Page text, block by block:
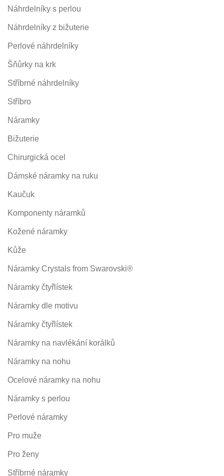
Náhrdelníky s perlou
Náhrdelníky z bižuterie
Perlové náhrdelníky
Šňůrky na krk
Stříbrné náhrdelníky
Stříbro
Náramky
Bižuterie
Chirurgická ocel
Dámské náramky na ruku
Kaučuk
Komponenty náramků
Kožené náramky
Kůže
Náramky Crystals from Swarovski®
Náramky čtyřlístek
Náramky dle motivu
Náramky čtyřlístek
Náramky na navlékání korálků
Náramky na nohu
Ocelové náramky na nohu
Náramky s perlou
Perlové náramky
Pro muže
Pro ženy
Stříbrné náramky